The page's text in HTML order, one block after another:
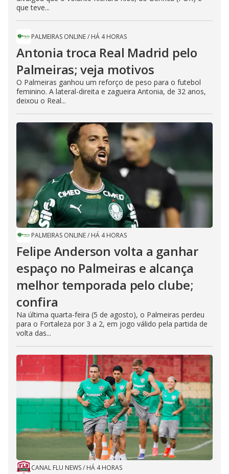
que teve...
PALMEIRAS ONLINE/ HÁ 4 HORAS
Antonia troca Real Madrid pelo
Palmeiras; veja motivos
O Palmeiras ganhou um reforço de peso para o futebol
feminino. A lateral-direita e zagueira Antonia, de 32 anos,
deixou o Real...
PALMEIRAS ONLINE/ HÁ 4 HORAS
Felipe Anderson volta a ganhar
espaço no Palmeiras e alcança
melhor temporada pelo clube;
confira
Na última quarta-feira (5 de agosto), o Palmeiras perdeu
para o Fortaleza por 3 a 2, em jogo válido pela partida de
volta das...
CANAL FLU NEWS/ HÁ 4 HORAS